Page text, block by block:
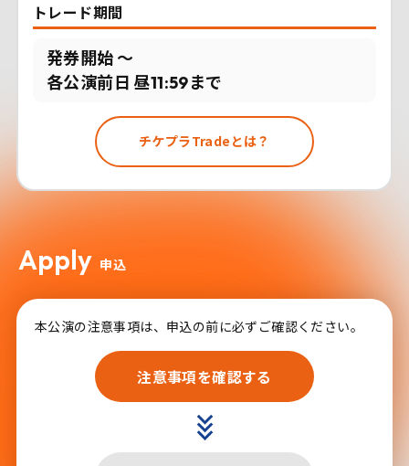
トレード期間
発券開始 〜
各公演前日 昼11:59まで
チケプラTradeとは？
Apply 申込
本公演の注意事項は、申込の前に必ずご確認ください。
注意事項を確認する